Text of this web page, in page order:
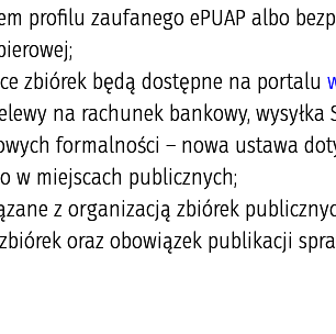
profilu zaufanego ePUAP albo
zbiórek będą dostępne na portalu
na rachunek bankowy, wysyłka
formalności – nowa ustawa
w miejscach publicznych;
z organizacją zbiórek
oraz obowiązek publikacji